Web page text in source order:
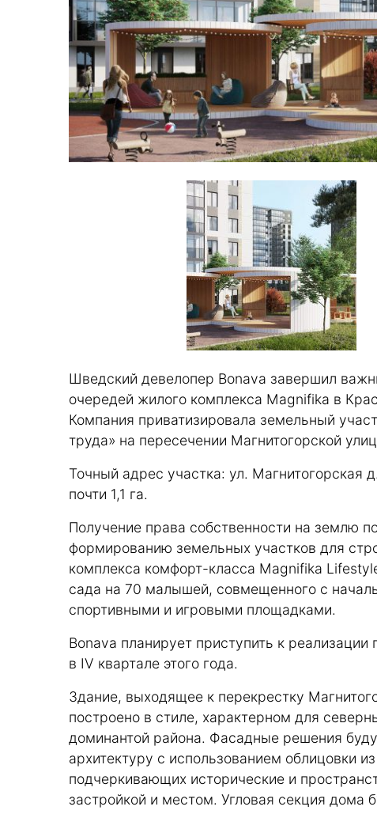
Шведский девелопер Bonava завершил
очередей жилого комплекса Magnifika в
Компания приватизировала земельный
труда» на пересечении Магнитогорской
Точный адрес участка: ул. Магнитогорская
почти 1,1 га.
Получение права собственности на землю
формированию земельных участков для
комплекса комфорт-класса Magnifika
сада на 70 малышей, совмещенного с
спортивными и игровыми площадками.
Bonava планирует приступить к
в IV квартале этого года.
Здание, выходящее к перекрестку
построено в стиле, характерном для
доминантой района. Фасадные решения
архитектуру с использованием облицовки
подчеркивающих исторические и
застройкой и местом. Угловая секция дома